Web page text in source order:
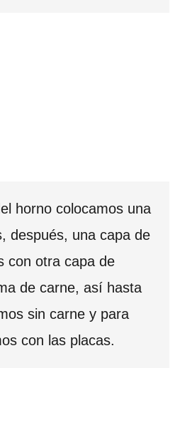
horno colocamos una
después, una capa de
con otra capa de
de carne, así hasta
sin carne y para
con las placas.